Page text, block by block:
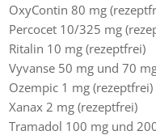
OxyContin 80 mg
Percocet 10/325 mg
Ritalin 10 mg (rezeptfrei)
Vyvanse 50 mg und 70
Ozempic 1 mg (rezeptfrei)
Xanax 2 mg (rezeptfrei)
Tramadol 100 mg und